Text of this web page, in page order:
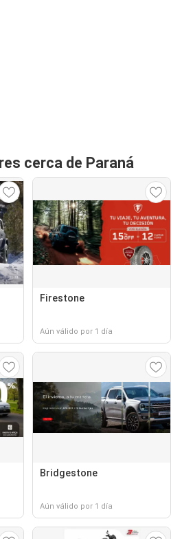
cerca de Paraná
Firestone
Aún válido por 1 día
Bridgestone
Aún válido por 1 día